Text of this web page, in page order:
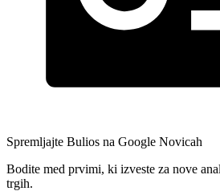
Spremljajte Bulios na Google Novicah
Bodite med prvimi, ki izveste za nove
trgih.